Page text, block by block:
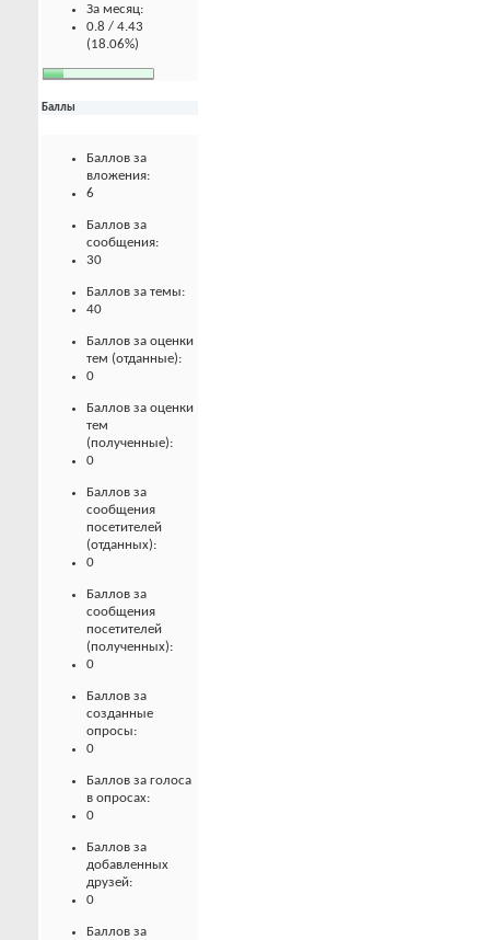
За месяц:
0.8 / 4.43
(18.06%)
Баллы
Баллов за
вложения:
6
Баллов за
сообщения:
30
Баллов за темы:
40
Баллов за оценки
тем (отданные):
0
Баллов за оценки
тем
(полученные):
0
Баллов за
сообщения
посетителей
(отданных):
0
Баллов за
сообщения
посетителей
(полученных):
0
Баллов за
созданные
опросы:
0
Баллов за голоса
в опросах:
0
Баллов за
добавленных
друзей:
0
Баллов за